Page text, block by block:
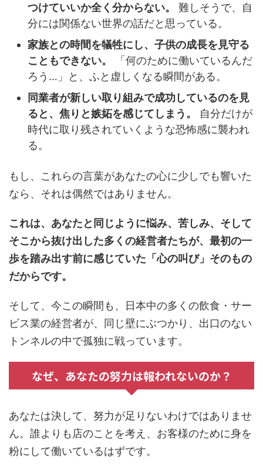
つけていいか全く分からない。
難しそうで、自
分には関係ない世界の話だと思っている。
家族との時間を犠牲にし、子供の成長を見守る
こともできない。
「何のために働いているんだ
ろう…」と、ふと虚しくなる瞬間がある。
同業者が新しい取り組みで成功しているのを見
ると、焦りと嫉妬を感じてしまう。
自分だけが
時代に取り残されていくような恐怖感に襲われ
る。
もし、これらの言葉があなたの心に少しでも響いた
なら、それは偶然ではありません。
これは、あなたと同じように悩み、苦しみ、そして
そこから抜け出した多くの経営者たちが、最初の一
歩を踏み出す前に感じていた「心の叫び」そのもの
だからです。
そして、今この瞬間も、日本中の多くの飲食・サー
ビス業の経営者が、同じ壁にぶつかり、出口のない
トンネルの中で孤独に戦っています。
なぜ、あなたの努力は報われないのか？
あなたは決して、努力が足りないわけではありませ
ん。誰よりも店のことを考え、お客様のために身を
粉にして働いているはずです。